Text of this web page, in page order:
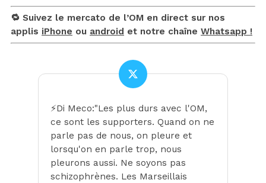
🔁 Suivez le mercato de l’OM en direct sur nos
applis iPhone ou android et notre chaîne Whatsapp !
⚡️Di Meco:"Les plus durs avec l'OM,
ce sont les supporters. Quand on ne
parle pas de nous, on pleure et
lorsqu'on en parle trop, nous
pleurons aussi. Ne soyons pas
schizophrènes. Les Marseillais